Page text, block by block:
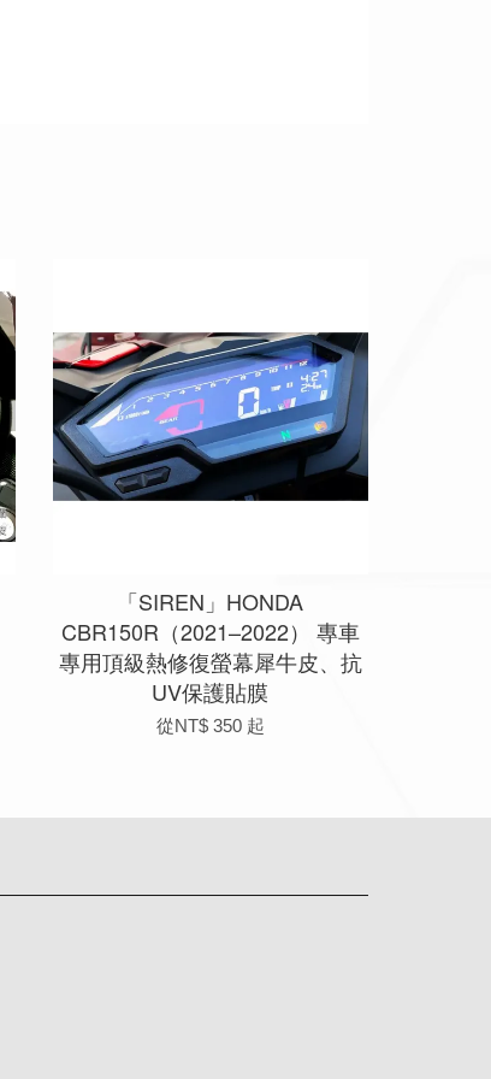
「SIREN」HONDA
CBR150R（2021–2022） 專車
專用頂級熱修復螢幕犀牛皮、抗
UV保護貼膜
從NT$ 350 起